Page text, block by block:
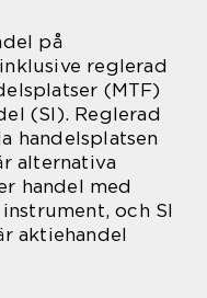
på
reglerad
(MTF)
(SI). Reglerad
handelsplatsen
alternativa
handel med
och SI
aktiehandel